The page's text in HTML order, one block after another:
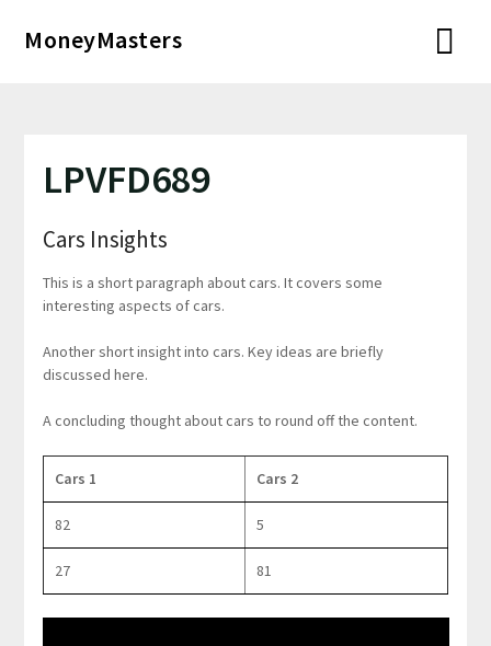
MoneyMasters
LPVFD689
Cars Insights
This is a short paragraph about cars. It covers some
interesting aspects of cars.
Another short insight into cars. Key ideas are briefly
discussed here.
A concluding thought about cars to round off the content.
Cars 1 Cars 2
82 5
27 81